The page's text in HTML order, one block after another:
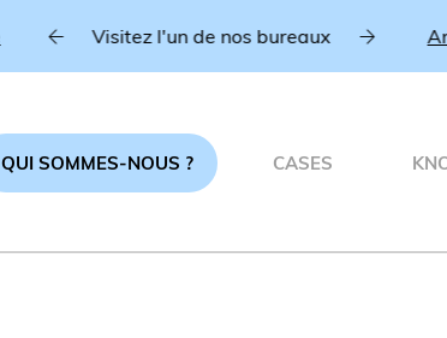
Visitez l'un de nos bureaux
QUI SOMMES-NOUS ? CASES